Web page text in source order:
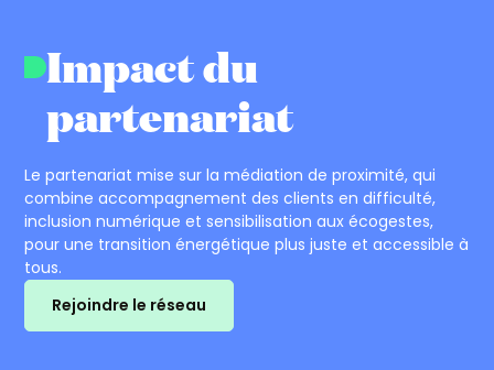
Impact du
partenariat
Le partenariat mise sur la médiation de proximité, qui
combine accompagnement des clients en difficulté,
inclusion numérique et sensibilisation aux écogestes,
pour une transition énergétique plus juste et accessible à
tous.
Rejoindre le réseau